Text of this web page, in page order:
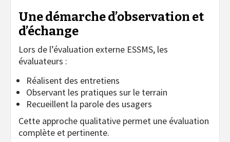
Une démarche d’observation et
d’échange
Lors de l’évaluation externe ESSMS, les
évaluateurs :
Réalisent des entretiens
Observant les pratiques sur le terrain
Recueillent la parole des usagers
Cette approche qualitative permet une évaluation
complète et pertinente.